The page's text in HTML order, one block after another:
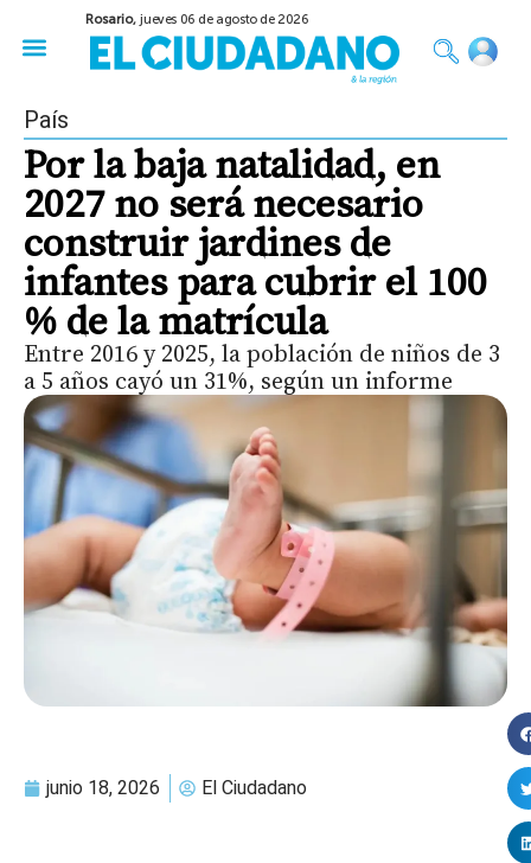
Rosario,jueves 06 de agosto de 2026
País
Por la baja natalidad, en
2027 no será necesario
construir jardines de
infantes para cubrir el 100
% de la matrícula
Entre 2016 y 2025, la población de niños de 3
a 5 años cayó un 31%, según un informe
junio 18, 2026 El Ciudadano